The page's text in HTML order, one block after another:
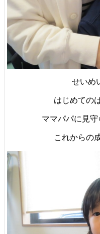
せいめ
はじめての
ママパパに見
これからの